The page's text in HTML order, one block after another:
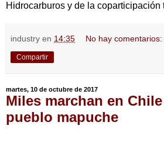
Hidrocarburos y de la coparticipación
industry en 14:35 No hay comentarios:
Compartir
martes, 10 de octubre de 2017
Miles marchan en
pueblo mapuche